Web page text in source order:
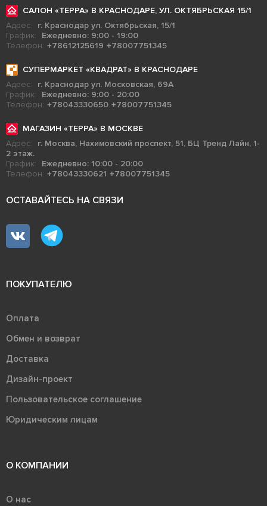
САЛОН «ТЕРРА» В КРАСНОДАРЕ, УЛ. ОКТЯБРЬСКАЯ 15/1
Адрес:
г. Краснодар ул. Октябрьская, 15/1
График:
Ежедневно: 9:00 - 19:00
Телефон: +78612125619 +78007751345
СУПЕРМАРКЕТ «КВАДРАТ» В КРАСНОДАРЕ
Адрес:
г. Краснодар ул. Московская, 69А
График:
Ежедневно: 9:00 - 20:00
Телефон: +78043330650 +78007751345
МАГАЗИН «ТЕРРА» В МОСКВЕ
Адрес:
г. Москва, Нахимовский проспект, 51, БЦ Тренд Лайн, 1-
2 этаж.
График:
Ежедневно: 10:00 - 20:00
Телефон: +78043330621 +78007751345
ОСТАВАЙТЕСЬ НА СВЯЗИ
ПОКУПАТЕЛЮ
Оплата
Обмен и возврат
Доставка
Дизайн-проект
Пользовательское соглашение
Юридическим лицам
О КОМПАНИИ
О нас